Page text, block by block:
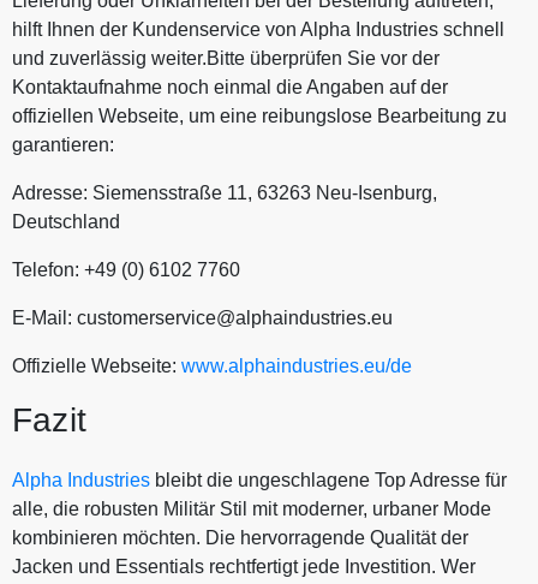
hilft Ihnen der Kundenservice von Alpha Industries schnell
und zuverlässig weiter.Bitte überprüfen Sie vor der
Kontaktaufnahme noch einmal die Angaben auf der
offiziellen Webseite, um eine reibungslose Bearbeitung zu
garantieren:
Adresse: Siemensstraße 11, 63263 Neu-Isenburg,
Deutschland
Telefon: +49 (0) 6102 7760
E-Mail: customerservice@alphaindustries.eu
Offizielle Webseite: www.alphaindustries.eu/de
Fazit
Alpha Industries bleibt die ungeschlagene Top Adresse für
alle, die robusten Militär Stil mit moderner, urbaner Mode
kombinieren möchten. Die hervorragende Qualität der
Jacken und Essentials rechtfertigt jede Investition. Wer